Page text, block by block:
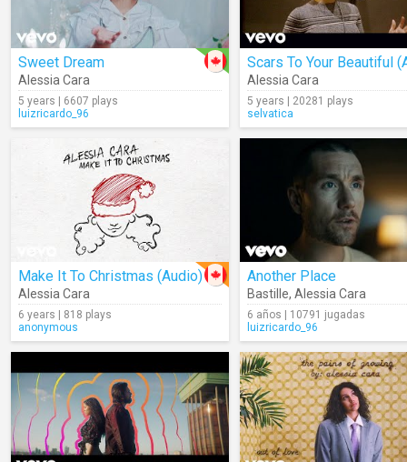
Sweet Dream
Alessia Cara
5 years | 6607 plays
luizricardo_96
Alessia Cara
5 years | 20281 plays
selvatica
Make It To Christmas (Audio)
Alessia Cara
6 years | 818 plays
anonymous
Another Place
Bastille, Alessia Cara
6 años | 10791 jugadas
luizricardo_96